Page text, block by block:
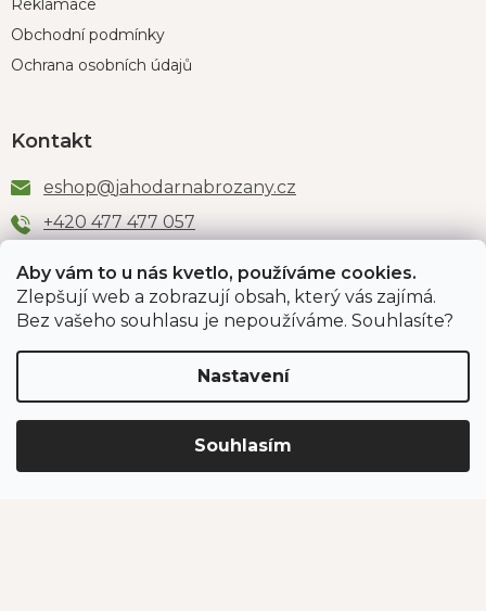
Aby vám to u nás kvetlo, používáme cookies.
Zlepšují web a zobrazují obsah, který vás zajímá.
Bez vašeho souhlasu je nepoužíváme. Souhlasíte?
Nastavení
Souhlasím
Reklamace
Obchodní podmínky
Ochrana osobních údajů
Kontakt
eshop@jahodarnabrozany.cz
+420 477 477 057
Odběr newsletteru
PŘIHLÁSIT SE